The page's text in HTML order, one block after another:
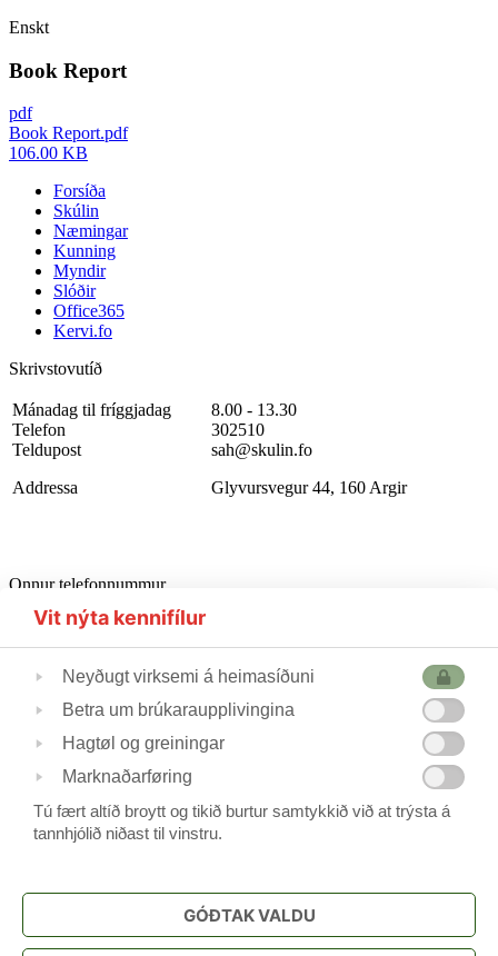
Enskt
Book Report
pdf
Book Report.pdf
106.00 KB
Forsíða
Skúlin
Næmingar
Kunning
Myndir
Slóðir
Office365
Kervi.fo
Skrivstovutíð
Mánadag til fríggjadag
Telefon
Teldupost
Addressa
8.00 - 13.30
302510
sah@skulin.fo
Glyvursvegur 44, 160 Argir
Onnur telefonnummur
Starvsfólkarúm
Førleikastovan
Heilsufrøðingur
302510
222445
562355
Varaskúlastjórin
Skrivstovukvinnan
227244 / 223690
506088
215388/211744
Frítíðarskúlin www.argjahamri.fo
Vit nýta kennifílur
Neyðugt virksemi á heimasíðuni
Betra um brúkaraupplivingina
Hagtøl og greiningar
Marknaðarføring
Tú fært altíð broytt og tikið burtur samtykkið við at trýsta á
tannhjólið niðast til vinstru.
GÓÐTAK VALDU